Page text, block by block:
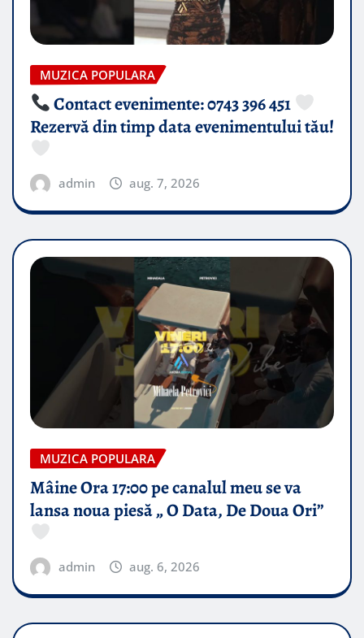
MUZICA POPULARA
Contact evenimente: 0743 396 451
Rezervă din timp data evenimentului tău!
admin aug. 7, 2026
MUZICA POPULARA
Mâine Ora 17:00 pe canalul meu se va
lansa noua piesă „ O Data, De Doua Ori”
admin aug. 6, 2026